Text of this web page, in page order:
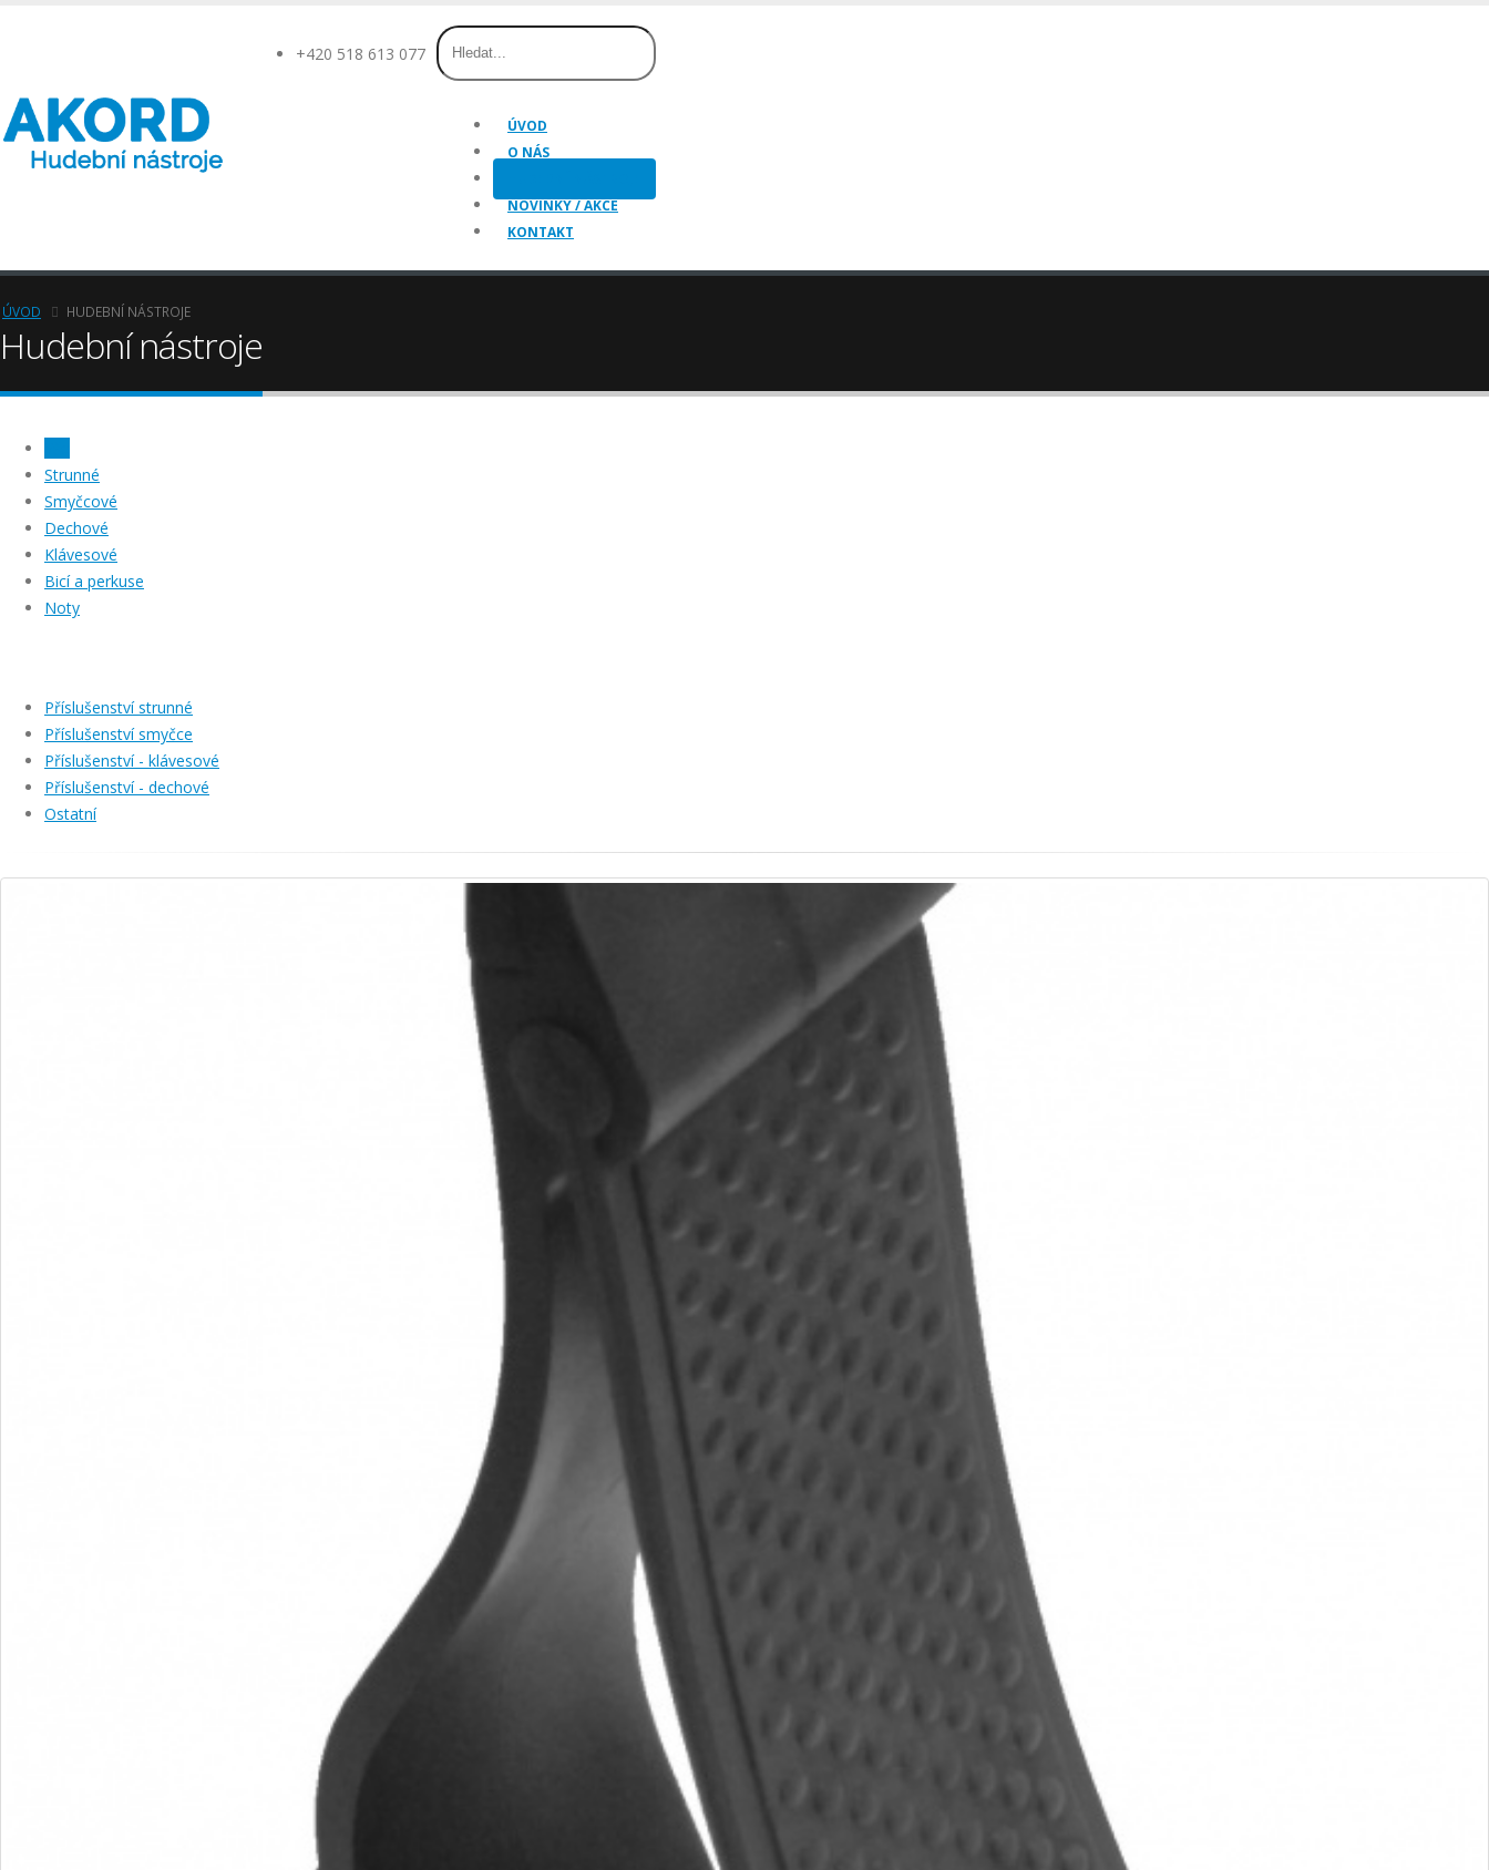
+420 518 613 077
ÚVOD
O NÁS
NOVINKY / AKCE
KONTAKT
ÚVOD HUDEBNÍ NÁSTROJE
Hudební nástroje
Strunné
Smyčcové
Dechové
Klávesové
Bicí a perkuse
Noty
Příslušenství strunné
Příslušenství smyčce
Příslušenství - klávesové
Příslušenství - dechové
Ostatní